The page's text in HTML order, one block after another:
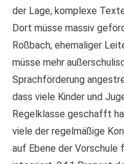
der Lage, komplexe
Dort müsse massiv
Roßbach, ehemaliger
müsse mehr
Sprachförderung
dass viele Kinder und
Regelklasse geschafft
viele der regelmäßige
auf Ebene der